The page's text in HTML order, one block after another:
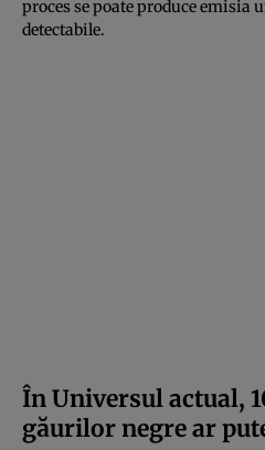
proces se poate produce emisia
detectabile.
În Universul actual,
găurilor negre ar